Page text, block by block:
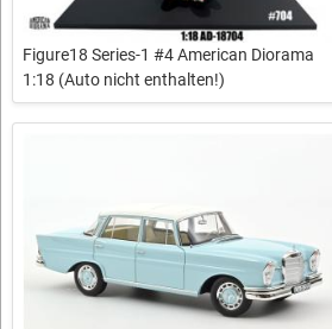
Figure18 Series-1 #4 American Diorama
1:18 (Auto nicht enthalten!)